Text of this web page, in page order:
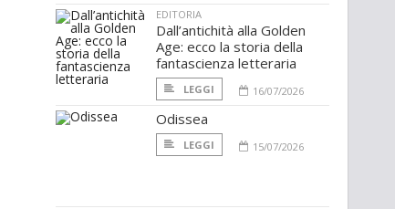
EDITORIA
Dall’antichità alla Golden
Age: ecco la storia della
fantascienza letteraria
LEGGI 16/07/2026
Odissea
LEGGI 15/07/2026